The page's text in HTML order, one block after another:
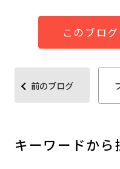
このブロ
前のブログ
キーワードから